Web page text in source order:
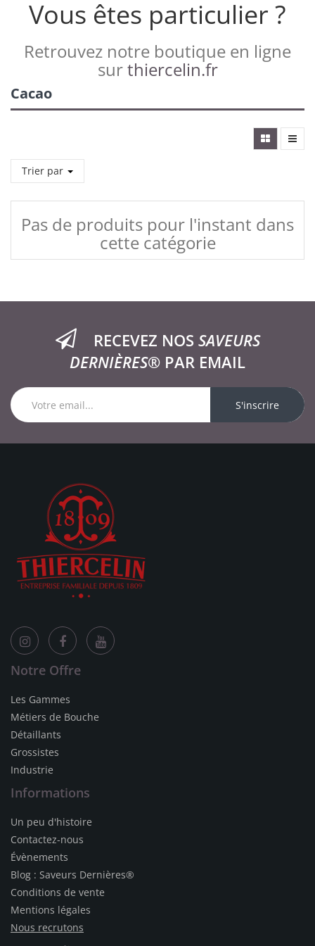
Vous êtes particulier ?
Retrouvez notre boutique en ligne
surthiercelin.fr
Cacao
Trier par
Pas de produits pour l'instant dans
cette catégorie
RECEVEZ NOS SAVEURS
DERNIÈRES® PAR EMAIL
S'inscrire
Notre Offre
Les Gammes
Métiers de Bouche
Détaillants
Grossistes
Industrie
Informations
Un peu d'histoire
Contactez-nous
Évènements
Blog : Saveurs Dernières®
Conditions de vente
Mentions légales
Nous recrutons